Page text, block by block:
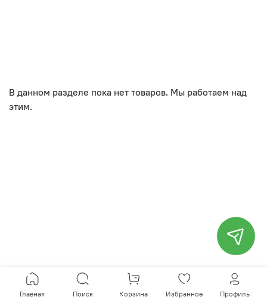
В данном разделе пока нет товаров. Мы работаем над
этим.
Главная Поиск Корзина Избранное Профиль